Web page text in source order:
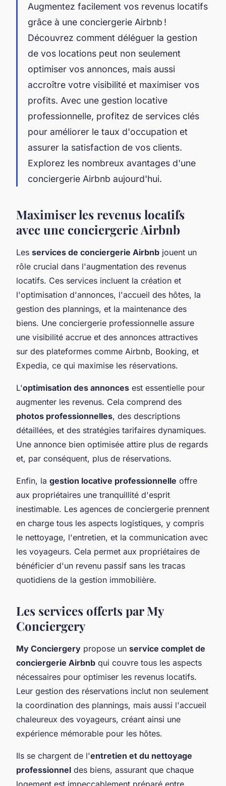
Augmentez facilement vos revenus locatifs
grâce à une conciergerie Airbnb !
Découvrez comment déléguer la gestion
de vos locations peut non seulement
optimiser vos annonces, mais aussi
accroître votre visibilité et maximiser vos
profits. Avec une gestion locative
professionnelle, profitez de services clés
pour améliorer le taux d'occupation et
assurer la satisfaction de vos clients.
Explorez les nombreux avantages d'une
conciergerie Airbnb aujourd'hui.
Maximiser les revenus locatifs
avec une conciergerie Airbnb
Les services de conciergerie Airbnb jouent un
rôle crucial dans l'augmentation des revenus
locatifs. Ces services incluent la création et
l'optimisation d'annonces, l'accueil des hôtes, la
gestion des plannings, et la maintenance des
biens. Une conciergerie professionnelle assure
une visibilité accrue et des annonces attractives
sur des plateformes comme Airbnb, Booking, et
Expedia, ce qui maximise les réservations.
L'optimisation des annonces est essentielle pour
augmenter les revenus. Cela comprend des
photos professionnelles, des descriptions
détaillées, et des stratégies tarifaires dynamiques.
Une annonce bien optimisée attire plus de regards
et, par conséquent, plus de réservations.
Enfin, la gestion locative professionnelle offre
aux propriétaires une tranquillité d'esprit
inestimable. Les agences de conciergerie prennent
en charge tous les aspects logistiques, y compris
le nettoyage, l'entretien, et la communication avec
les voyageurs. Cela permet aux propriétaires de
bénéficier d'un revenu passif sans les tracas
quotidiens de la gestion immobilière.
Les services offerts par My
Conciergery
My Conciergery propose un service complet de
conciergerie Airbnb qui couvre tous les aspects
nécessaires pour optimiser les revenus locatifs.
Leur gestion des réservations inclut non seulement
la coordination des plannings, mais aussi l'accueil
chaleureux des voyageurs, créant ainsi une
expérience mémorable pour les hôtes.
Ils se chargent de l'entretien et du nettoyage
professionnel des biens, assurant que chaque
logement est impeccablement préparé entre